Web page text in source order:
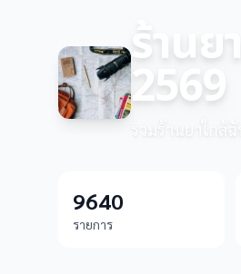
ร้าน
2569
รวมร้านยาใก
9640
รายการ